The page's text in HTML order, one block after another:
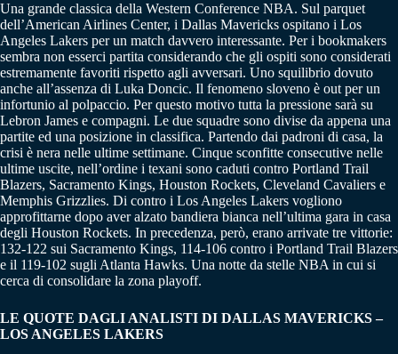
Una grande classica della Western Conference NBA. Sul parquet
dell’American Airlines Center, i Dallas Mavericks ospitano i Los
Angeles Lakers per un match davvero interessante. Per i bookmakers
sembra non esserci partita considerando che gli ospiti sono considerati
estremamente favoriti rispetto agli avversari. Uno squilibrio dovuto
anche all’assenza di Luka Doncic. Il fenomeno sloveno è out per un
infortunio al polpaccio. Per questo motivo tutta la pressione sarà su
Lebron James e compagni. Le due squadre sono divise da appena una
partite ed una posizione in classifica. Partendo dai padroni di casa, la
crisi è nera nelle ultime settimane. Cinque sconfitte consecutive nelle
ultime uscite, nell’ordine i texani sono caduti contro Portland Trail
Blazers, Sacramento Kings, Houston Rockets, Cleveland Cavaliers e
Memphis Grizzlies. Di contro i Los Angeles Lakers vogliono
approfittarne dopo aver alzato bandiera bianca nell’ultima gara in casa
degli Houston Rockets. In precedenza, però, erano arrivate tre vittorie:
132-122 sui Sacramento Kings, 114-106 contro i Portland Trail Blazers
e il 119-102 sugli Atlanta Hawks. Una notte da stelle NBA in cui si
cerca di consolidare la zona playoff.
LE QUOTE DAGLI ANALISTI DI DALLAS MAVERICKS –
LOS ANGELES LAKERS